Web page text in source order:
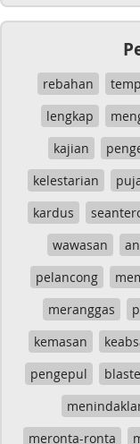
rebahan
lengkap
kajian
kelestarian
kardus
wawasan
pelancong
meranggas
kemasan
pengepul
meronta-ronta